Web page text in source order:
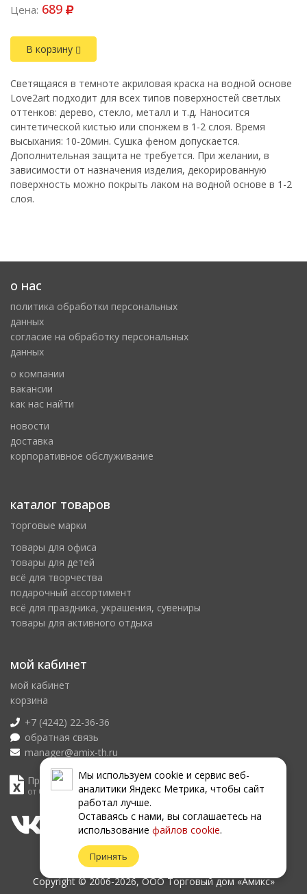
Мы используем сookie и сервис веб-
аналитики Яндекс Метрика, чтобы сайт
работал лучше.
Оставаясь с нами, вы соглашаетесь на
использование файлов сookie.
Принять
Цена: 689
В корзину
Светящаяся в темноте акриловая краска на водной основе
Love2art подходит для всех типов поверхностей светлых
оттенков: дерево, стекло, металл и т.д. Наносится
синтетической кистью или спонжем в 1-2 слоя. Время
высыхания: 10-20мин. Сушка феном допускается.
Дополнительная защита не требуется. При желании, в
зависимости от назначения изделия, декорированную
поверхность можно покрыть лаком на водной основе в 1-2
слоя.
о нас
политика обработки персональных
данных
cогласие на обработку персональных
данных
о компании
вакансии
как нас найти
новости
доставка
корпоративное обслуживание
каталог товаров
торговые марки
товары для офиса
товары для детей
всё для творчества
подарочный ассортимент
всё для праздника, украшения, сувениры
товары для активного отдыха
мой кабинет
мой кабинет
корзина
+7 (4242) 22-36-36
обратная связь
manager@amix-th.ru
Прайс лист
от 06.08.2026
Copyright © 2006-2026, ООО Торговый дом «Амикс»